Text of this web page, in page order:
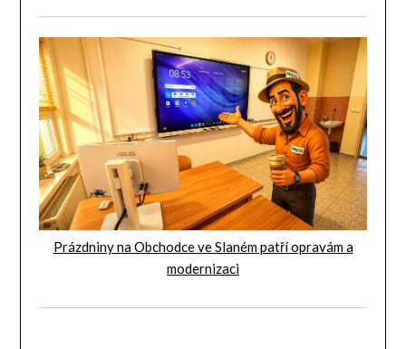
Prázdniny na Obchodce ve Slaném patří opravám a
modernizaci